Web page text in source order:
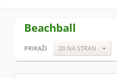
Beachball
PRIKAŽI 20 NA STRAN